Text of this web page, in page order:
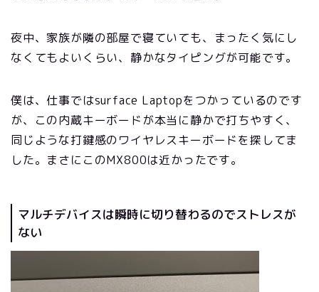
夜中、家族が隣の部屋で寝ていても、まったく気にし
なくてもよいくらい、静かなタイピングが可能です。
僕は、仕事ではsurface Laptopをつかっているのです
が、この内蔵キーボードが本当に静かで打ちやすく、
同じような打鍵感のワイヤレスキーボードを探してま
した。まさにこのMX800は近かったです。
マルチデバイスは瞬時に切り替わるのでストレスが
ない